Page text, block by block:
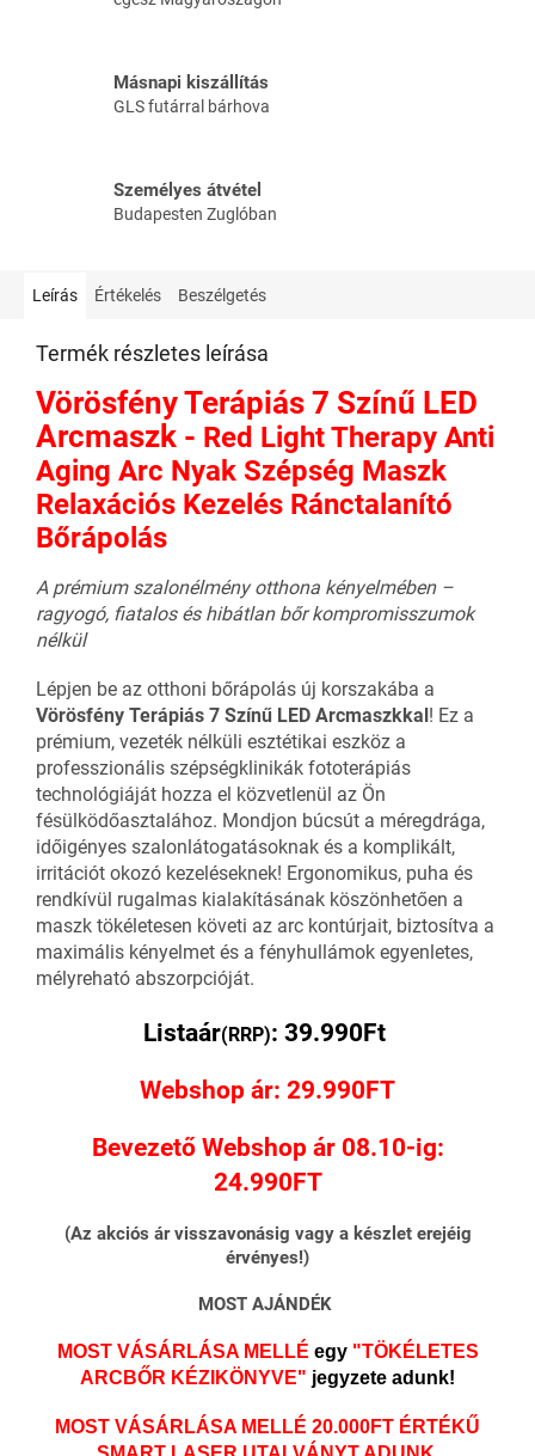
Másnapi kiszállítás
GLS futárral bárhova
Személyes átvétel
Budapesten Zuglóban
Leírás Értékelés Beszélgetés
Termék részletes leírása
Vörösfény Terápiás 7 Színű LED
Arcmaszk - Red Light Therapy Anti
Aging Arc Nyak Szépség Maszk
Relaxációs Kezelés Ránctalanító
Bőrápolás
A prémium szalonélmény otthona kényelmében –
ragyogó, fiatalos és hibátlan bőr kompromisszumok
nélkül
Lépjen be az otthoni bőrápolás új korszakába a
Vörösfény Terápiás 7 Színű LED Arcmaszkkal! Ez a
prémium, vezeték nélküli esztétikai eszköz a
professzionális szépségklinikák fototerápiás
technológiáját hozza el közvetlenül az Ön
fésülködőasztalához. Mondjon búcsút a méregdrága,
időigényes szalonlátogatásoknak és a komplikált,
irritációt okozó kezeléseknek! Ergonomikus, puha és
rendkívül rugalmas kialakításának köszönhetően a
maszk tökéletesen követi az arc kontúrjait, biztosítva a
maximális kényelmet és a fényhullámok egyenletes,
mélyreható abszorpcióját.
Listaár(RRP): 39.990Ft
Webshop ár: 29.990FT
Bevezető Webshop ár 08.10-ig:
24.990FT
(Az akciós ár visszavonásig vagy a készlet erejéig
érvényes!)
MOST AJÁNDÉK
MOST VÁSÁRLÁSA MELLÉ egy"TÖKÉLETES
ARCBŐR KÉZIKÖNYVE" jegyzete adunk!
MOST VÁSÁRLÁSA MELLÉ 20.000FT ÉRTÉKŰ